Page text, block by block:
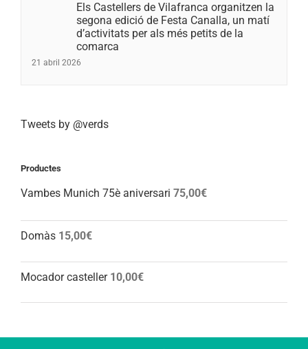
Els Castellers de Vilafranca organitzen la
segona edició de Festa Canalla, un matí
d’activitats per als més petits de la
comarca
21 abril 2026
Tweets by @verds
Productes
Vambes Munich 75è aniversari 75,00€
Domàs 15,00€
Mocador casteller 10,00€